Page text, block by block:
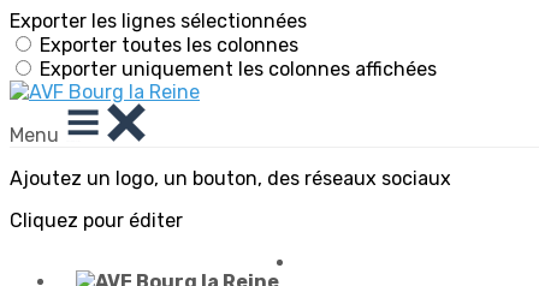
Exporter les lignes sélectionnées
Exporter toutes les colonnes
Exporter uniquement les colonnes affichées
Menu
Ajoutez un logo, un bouton, des réseaux sociaux
Cliquez pour éditer